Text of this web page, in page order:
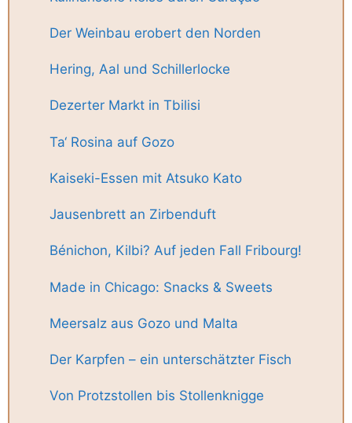
Der Weinbau erobert den Norden
Hering, Aal und Schillerlocke
Dezerter Markt in Tbilisi
Ta‘ Rosina auf Gozo
Kaiseki-Essen mit Atsuko Kato
Jausenbrett an Zirbenduft
Bénichon, Kilbi? Auf jeden Fall Fribourg!
Made in Chicago: Snacks & Sweets
Meersalz aus Gozo und Malta
Der Karpfen – ein unterschätzter Fisch
Von Protzstollen bis Stollenknigge